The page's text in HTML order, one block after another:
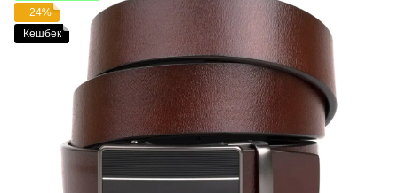
−24%
Кешбек